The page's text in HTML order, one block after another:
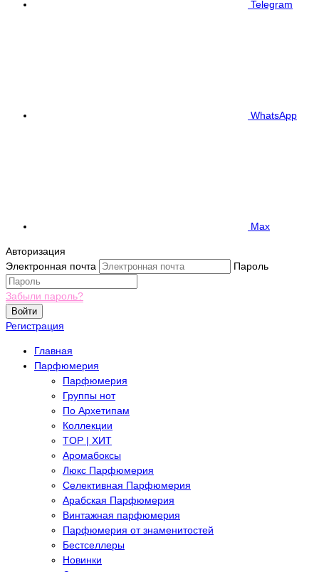
Telegram
WhatsApp
Max
Авторизация
Электронная почта
Пароль
Забыли пароль?
Войти
Регистрация
Главная
Парфюмерия
Парфюмерия
Группы нот
По Архетипам
Коллекции
TOP | ХИТ
Аромабоксы
Люкс Парфюмерия
Селективная Парфюмерия
Арабская Парфюмерия
Винтажная парфюмерия
Парфюмерия от знаменитостей
Бестселлеры
Новинки